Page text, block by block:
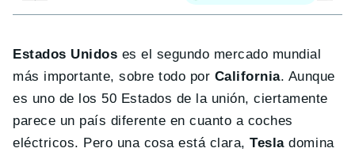
Estados Unidos es el segundo mercado mundial
más importante, sobre todo por California. Aunque
es uno de los 50 Estados de la unión, ciertamente
parece un país diferente en cuanto a coches
eléctricos. Pero una cosa está clara,Tesladomina